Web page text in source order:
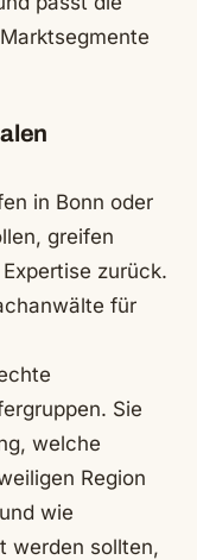
in Bonn oder
greifen
zurück.
für
Sie
welche
Region
wie
werden sollten,